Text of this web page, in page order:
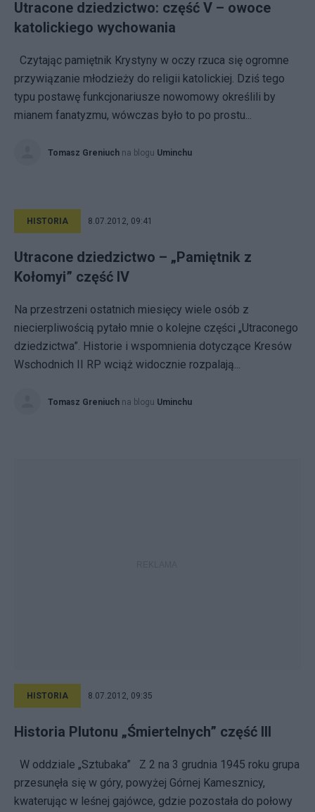
Utracone dziedzictwo: część V – owoce
katolickiego wychowania
Czytając pamiętnik Krystyny w oczy rzuca się ogromne
przywiązanie młodzieży do religii katolickiej. Dziś tego
typu postawę funkcjonariusze nowomowy określili by
mianem fanatyzmu, wówczas było to po prostu...
Tomasz Greniuch na blogu Uminchu
HISTORIA 8.07.2012, 09:41
Utracone dziedzictwo – „Pamiętnik z
Kołomyi” część IV
Na przestrzeni ostatnich miesięcy wiele osób z
niecierpliwością pytało mnie o kolejne części „Utraconego
dziedzictwa”. Historie i wspomnienia dotyczące Kresów
Wschodnich II RP wciąż widocznie rozpalają...
Tomasz Greniuch na blogu Uminchu
HISTORIA 8.07.2012, 09:35
Historia Plutonu „Śmiertelnych” część III
W oddziale „Sztubaka” Z 2 na 3 grudnia 1945 roku grupa
przesunęła się w góry, powyżej Górnej Kamesznicy,
kwaterując w leśnej gajówce, gdzie pozostała do połowy